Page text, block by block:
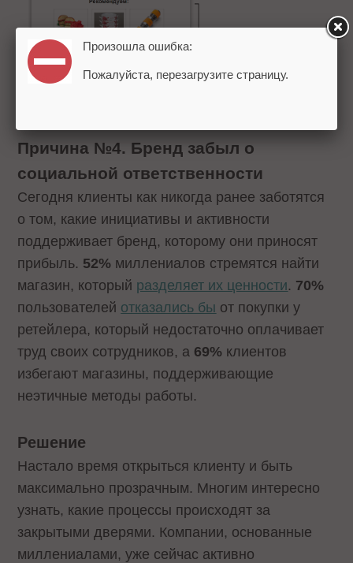
Причина №4. Бренд забыл о
социальной ответственности
Сегодня клиенты как никогда ранее заботятся
о том, какие инициативы и активности
поддерживает бренд, которому они приносят
прибыль. 52% миллениалов стремятся найти
магазин, который разделяет их ценности. 70%
пользователей отказались бы от покупки у
ретейлера, который недостаточно оплачивает
труд своих сотрудников, а 69% клиентов
избегают магазины, поддерживающие
неэтичные методы работы.
Решение
Настало время открыться клиенту и быть
максимально прозрачным. Многим интересно
узнать, какие процессы происходят за
закрытыми дверями. Компании, основанные
миллениалами, уже сейчас активно
Произошла ошибка:
Пожалуйста, перезагрузите страницу.